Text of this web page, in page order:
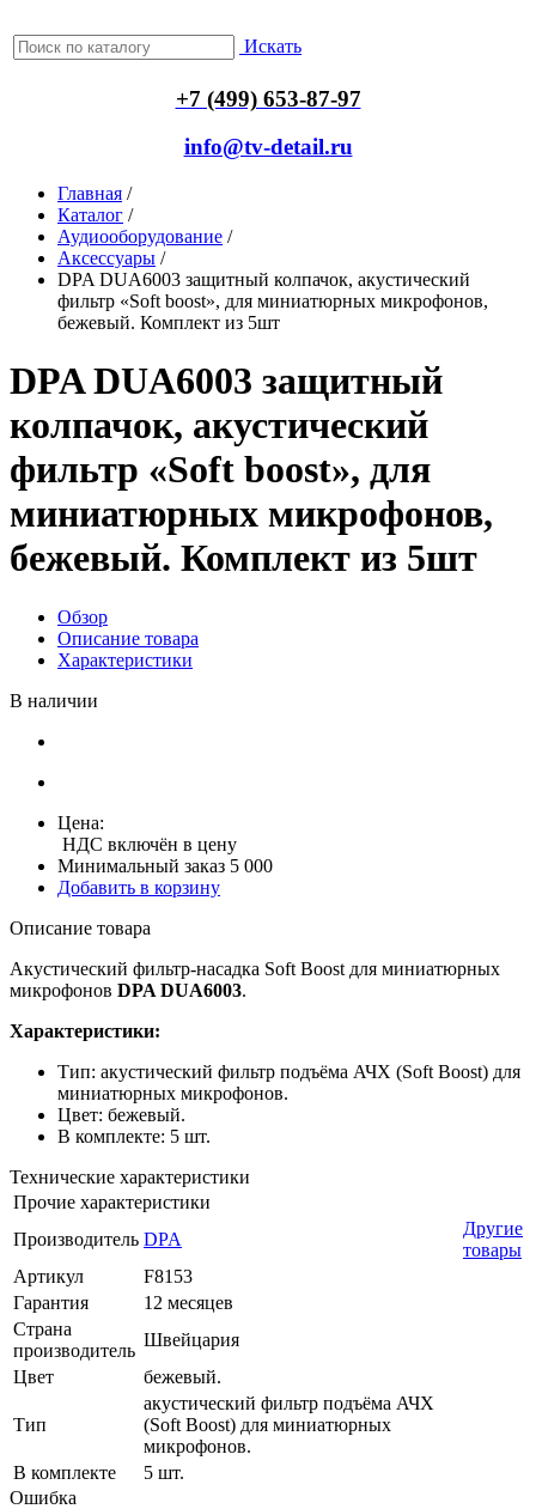
Искать
+7 (499) 653-87-97
info@tv-detail.ru
Главная /
Каталог /
Аудиооборудование /
Аксессуары /
DPA DUA6003 защитный колпачок, акустический
фильтр «Soft boost», для миниатюрных микрофонов,
бежевый. Комплект из 5шт
DPA DUA6003 защитный
колпачок, акустический
фильтр «Soft boost», для
миниатюрных микрофонов,
бежевый. Комплект из 5шт
Обзор
Описание товара
Характеристики
В наличии
Цена:
НДС включён в цену
Минимальный заказ 5 000
Добавить в корзину
Описание товара
Акустический фильтр-насадка Soft Boost для миниатюрных
микрофонов DPA DUA6003.
Характеристики:
Тип: акустический фильтр подъёма АЧХ (Soft Boost) для
миниатюрных микрофонов.
Цвет: бежевый.
В комплекте: 5 шт.
Технические характеристики
Прочие характеристики
Производитель DPA
Другие
товары
Артикул
F8153
Гарантия
12 месяцев
Страна
производитель
Швейцария
Цвет
бежевый.
Тип
акустический фильтр подъёма АЧХ
(Soft Boost) для миниатюрных
микрофонов.
В комплекте
5 шт.
Ошибка